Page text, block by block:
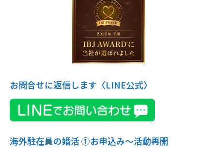
お問合せに返信します〈LINE公式〉
海外駐在員の婚活 ①お申込み〜活動再開